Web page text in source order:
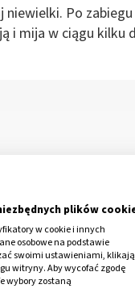
niewielki. Po zabiegu
i mija w ciągu kilku
plików
w cookie i innych
osobowe na podstawie
swoimi ustawieniami,
witryny. Aby wycofać zgodę
wybory zostaną